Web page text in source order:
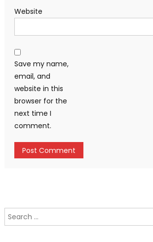
Website
Save my name,
email, and
website in this
browser for the
next time I
comment.
Search
for: